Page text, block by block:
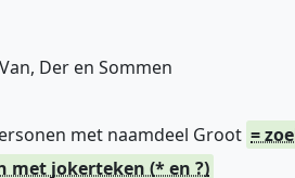
Der en Sommen
met naamdeel Groot =
met jokerteken (* en ?)